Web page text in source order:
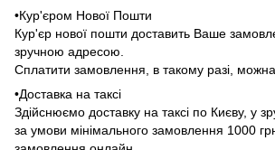
•Кур'єром Нової Пошти
Кур'єр нової пошти доставить Ваше
зручною адресою.
Сплатити замовлення, в такому разі,
•Доставка на таксі
Здійснюємо доставку на таксі по Києву, у
за умови мінімального замовлення 1000